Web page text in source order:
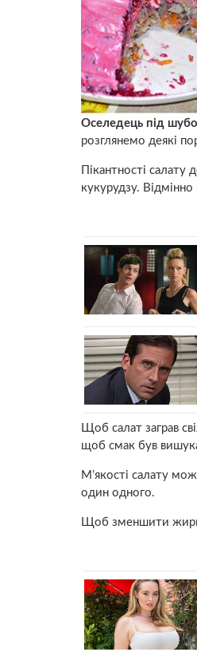
Оселедець під
розглянемо деякі
Пікантності
кукурудзу.
Щоб салат заграв
щоб смак був
М’якості салату
один одного.
Щоб зменшити